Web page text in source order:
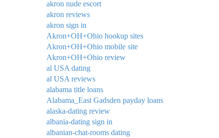
akron nude escort
akron reviews
akron sign in
Akron+OH+Ohio hookup sites
Akron+OH+Ohio mobile site
Akron+OH+Ohio review
al USA dating
al USA reviews
alabama title loans
Alabama_East Gadsden payday loans
alaska-dating review
albania-dating sign in
albanian-chat-rooms dating